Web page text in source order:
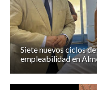
Siete nuevos ciclos
empleabilidad en